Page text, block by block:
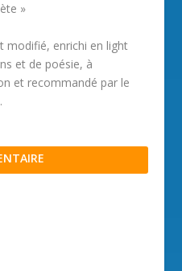
»
modifié, enrichi en light
et de poésie, à
et recommandé par le